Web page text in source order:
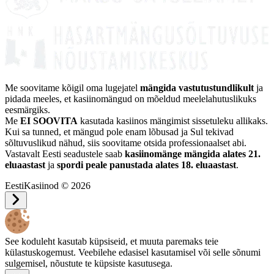
Me soovitame kõigil oma lugejatel mängida vastutustundlikult ja
pidada meeles, et kasiinomängud on mõeldud meelelahutuslikuks
eesmärgiks.
Me EI SOOVITA kasutada kasiinos mängimist sissetuleku allikaks.
Kui sa tunned, et mängud pole enam lõbusad ja Sul tekivad
sõltuvuslikud nähud, siis soovitame otsida professionaalset abi.
Vastavalt Eesti seadustele saab kasiinomänge mängida alates 21.
eluaastast ja spordi peale panustada alates 18. eluaastast.
EestiKasiinod © 2026
See koduleht kasutab küpsiseid, et muuta paremaks teie
külastuskogemust. Veebilehe edasisel kasutamisel või selle sõnumi
sulgemisel, nõustute te küpsiste kasutusega.